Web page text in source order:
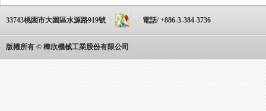
33743桃園市大園區水源路919號 電話/ +886-3-384-3736
版權所有 © 樺欣機械工業股份有限公司